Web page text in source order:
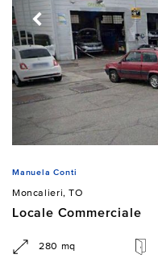
Manuela Conti
Moncalieri, TO
Locale Commerciale
280 mq